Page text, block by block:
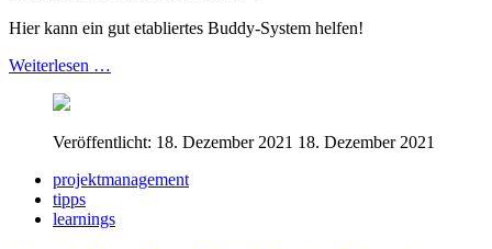
Hier kann ein gut etabliertes Buddy-System helfen!
Weiterlesen …
Veröffentlicht: 18. Dezember 2021 18. Dezember 2021
projektmanagement
tipps
learnings